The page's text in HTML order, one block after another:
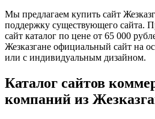
Мы предлагаем купить сайт
поддержку существующего сайта.
сайт каталог по цене от 65 000
Жезказгане официальный сайт на
или с индивидуальным дизайном.
Каталог сайтов
компаний из